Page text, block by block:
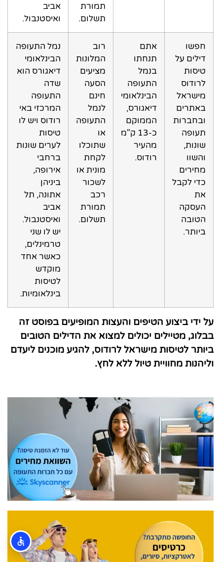
תמורת
תשלום.
אביב
ואיסטנבול.
חפשו
דילים על
טיסות
לרודוס
מישראל
באתרים
ובחברות
תעופה
שונות,
והשוו
מחירים
כדי לקבל
את
העסקה
הטובה
ביותר.
אתם
תנחתו
בנמל
התעופה
הבינלאומי
דיאגורס,
הממוקם
כ-13 ק"מ
מהעיר
רודוס.
רוב
המלונות
מציעים
הסעה
חינם
לנמל
התעופה
או
שתוכלו
לקחת
מונית או
לשכור
רכב
תמורת
תשלום.
נמל התעופה
הבינלאומי
דיאגורס הוא
שדה
התעופה
המרכזי באי
רודוס ויש לו
טיסות
לערים שונות
ברחבי
אירופה,
ביניהן
אתונה, תל
אביב
ואיסטנבול.
יש לו שני
טרמינלים,
כאשר אחד
מוקדש
לטיסות
בינלאומיות.
על ידי ביצוע הטיפים והעצות המופיעים בפוסט זה
בבלוג, מטיילים יכולים למצוא את הדילים הטובים
ביותר לטיסות מישראל לרודוס, להגיע מוכנים ליעדם
וליהנות מחוויית טיול ללא לחץ.